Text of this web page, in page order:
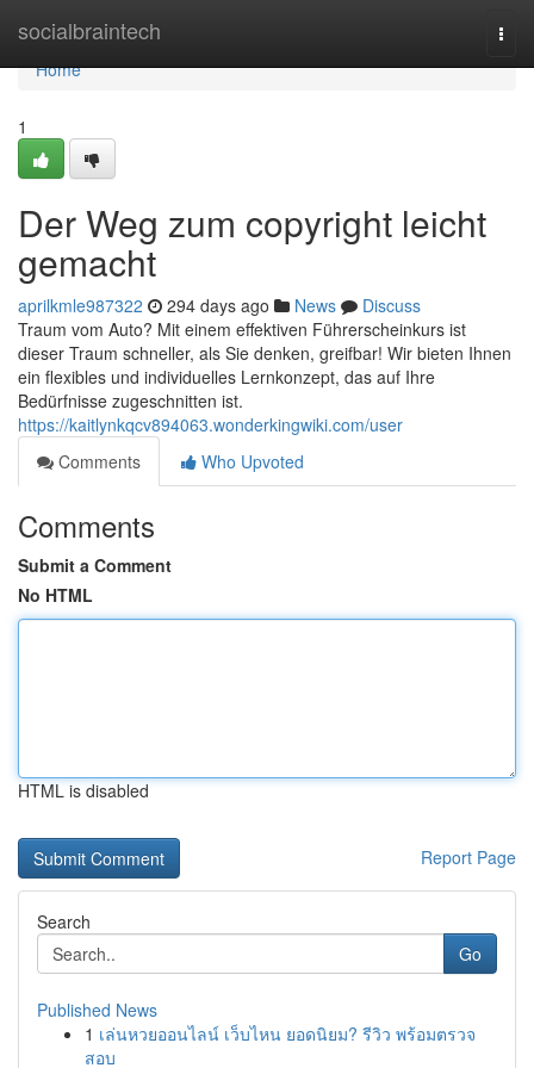
socialbraintech
Home
Home
1
Der Weg zum copyright leicht
gemacht
aprilkmle987322 294 days ago News
Discuss
Traum vom Auto? Mit einem effektiven Führerscheinkurs ist
dieser Traum schneller, als Sie denken, greifbar! Wir bieten Ihnen
ein flexibles und individuelles Lernkonzept, das auf Ihre
Bedürfnisse zugeschnitten ist.
https://kaitlynkqcv894063.wonderkingwiki.com/user
Comments
Who Upvoted
Comments
Submit a Comment
No HTML
HTML is disabled
Report Page
Search
Go
Published News
1 เล่นหวยออนไลน์ เว็บไหน ยอดนิยม? รีวิว พร้อมตรวจ
สอบ